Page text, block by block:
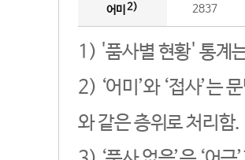
어미 2) 2837
1) '품사별 현황' 통계
2) ‘어미’와 ‘접사’는
와 같은 층위로 처리함.